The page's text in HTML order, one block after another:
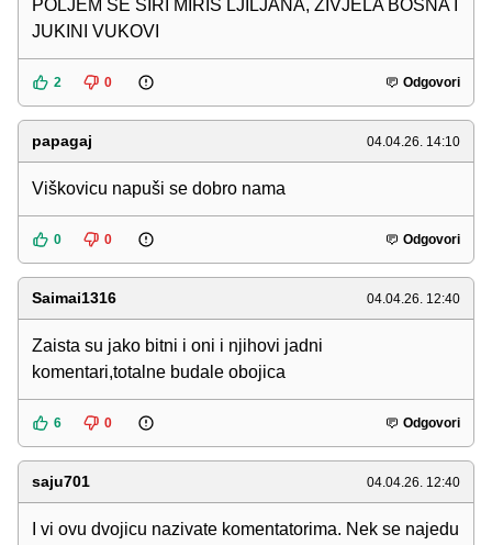
POLJEM SE ŠIRI MIRIS LJILJANA, ZIVJELA BOSNA I
JUKINI VUKOVI
2 0 Odgovori
papagaj 04.04.26. 14:10
Viškovicu napuši se dobro nama
0 0 Odgovori
Saimai1316 04.04.26. 12:40
Zaista su jako bitni i oni i njihovi jadni
komentari,totalne budale obojica
6 0 Odgovori
saju701 04.04.26. 12:40
I vi ovu dvojicu nazivate komentatorima. Nek se najedu